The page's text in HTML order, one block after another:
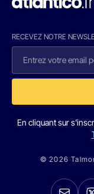
RECEVEZ NOTRE
En cliquant sur
© 2026